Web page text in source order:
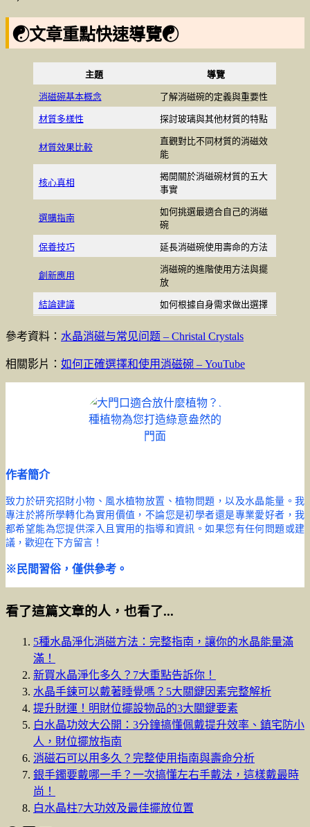
☯文章重點快速導覽☯
主題 導覽
消磁碗基本概念 了解消磁碗的定義與重要性
材質多樣性 探討玻璃與其他材質的特點
材質效果比較
直觀對比不同材質的消磁效
能
核心真相
揭開關於消磁碗材質的五大
事實
選購指南
如何挑選最適合自己的消磁
碗
保養技巧 延長消磁碗使用壽命的方法
創新應用
消磁碗的進階使用方法與擺
放
結論建議 如何根據自身需求做出選擇
參考資料： 水晶消磁与常见问题 – Christal Crystals
相關影片： 如何正確選擇和使用消磁碗 – YouTube
作者簡介
致力於研究招財小物、風水植物放置、植物問題，以及水晶能量。我
專注於將所學轉化為實用價值，不論您是初學者還是專業愛好者，我
都希望能為您提供深入且實用的指導和資訊。如果您有任何問題或建
議，歡迎在下方留言！
※民間習俗，僅供參考。
看了這篇文章的人，也看了...
5種水晶淨化消磁方法：完整指南，讓你的水晶能量滿
滿！
新買水晶淨化多久？7大重點告訴你！
水晶手鍊可以戴著睡覺嗎？5大關鍵因素完整解析
提升財運！明財位擺設物品的3大關鍵要素
白水晶功效大公開：3分鐘搞懂佩戴提升效率、鎮宅防小
人，財位擺放指南
消磁石可以用多久？完整使用指南與壽命分析
銀手鐲要戴哪一手？一次搞懂左右手戴法，這樣戴最時
尚！
白水晶柱7大功效及最佳擺放位置